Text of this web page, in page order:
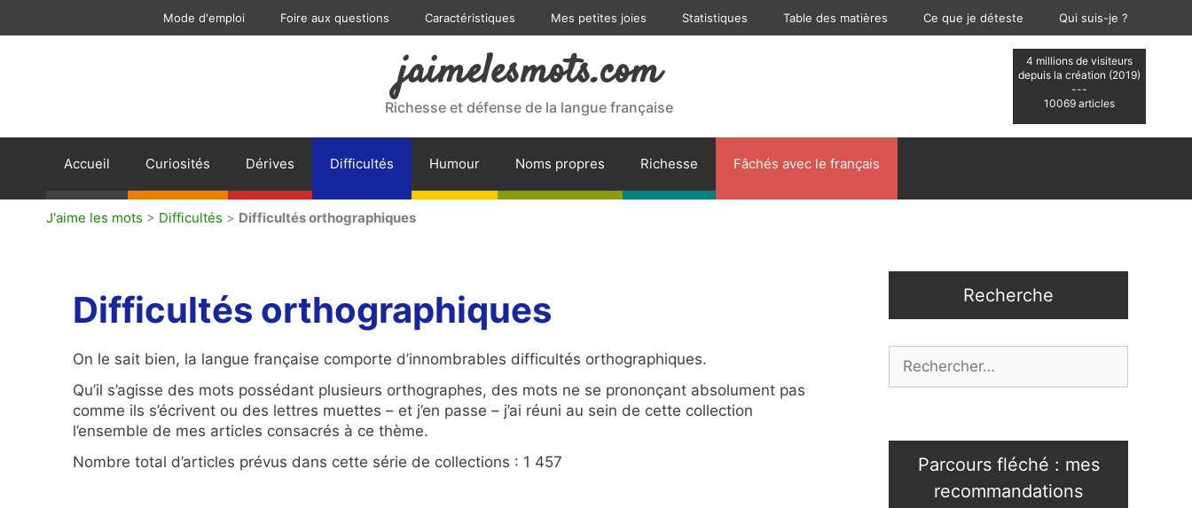
Mode d'emploi Foire aux questions Caractéristiques Mes petites joies Statistiques Table des matières Ce que je déteste Qui suis-je ?
4 millions de visiteurs
depuis la création (2019)
---
10069 articles
jaimelesmots.com
Richesse et défense de la langue française
Accueil Curiosités Dérives Difficultés Humour Noms propres Richesse Fâchés avec le français
J'aime les mots > Difficultés > Difficultés orthographiques
Difficultés orthographiques
On le sait bien, la langue française comporte d’innombrables difficultés orthographiques.
Qu’il s’agisse des mots possédant plusieurs orthographes, des mots ne se prononçant absolument pas
comme ils s’écrivent ou des lettres muettes – et j’en passe – j’ai réuni au sein de cette collection
l’ensemble de mes articles consacrés à ce thème.
Nombre total d’articles prévus dans cette série de collections : 1 457
Recherche
Parcours fléché : mes
recommandations